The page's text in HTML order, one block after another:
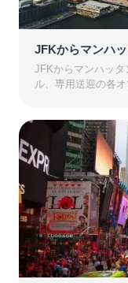
JFKからマンハ
JFKからマンハッタ
ル、専用送迎の各